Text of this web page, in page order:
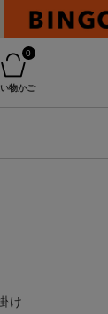
0
物かご
け